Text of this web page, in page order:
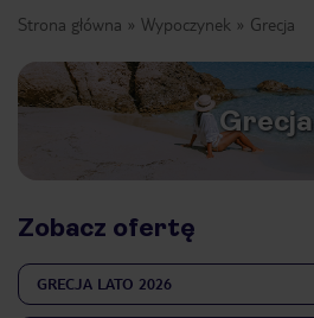
Strona główna Wypoczynek Grecja
Grecja
Zobacz ofertę
GRECJA LATO 2026